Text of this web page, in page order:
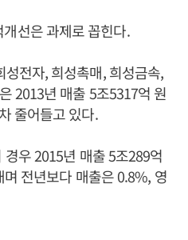
선은 과제로 꼽힌다.
전자, 희성촉매, 희성금속,
2013년 매출 5조5317억 원
줄어들고 있다.
우 2015년 매출 5조289억
전년보다 매출은 0.8%, 영